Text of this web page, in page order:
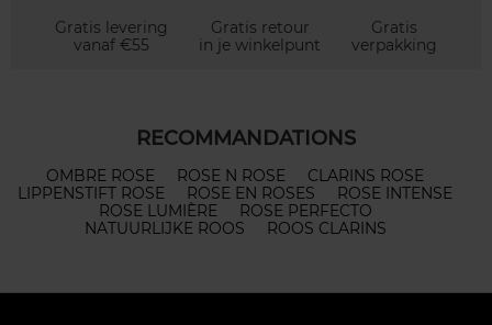
Gratis levering
vanaf €55
Gratis retour
in je winkelpunt
Gratis
verpakking
RECOMMANDATIONS
OMBRE ROSE ROSE N ROSE
CLARINS ROSE
LIPPENSTIFT ROSE
ROSE EN ROSES
ROSE INTENSE
ROSE LUMIÈRE
ROSE PERFECTO
NATUURLIJKE ROOS
ROOS CLARINS